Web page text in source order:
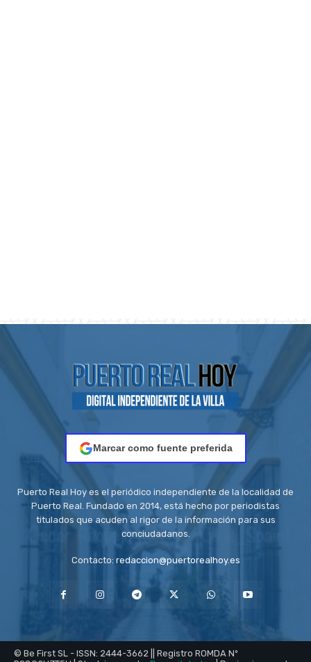
Marcar como fuente preferida
Puerto Real Hoy es el periódico independiente de la localidad de
Puerto Real. Fundado en 2014, está hecho por periodistas
titulados que acuden al rigor de la información para sus
conciudadanos.
Contacto: redaccion@puertorealhoy.es
© Be First SL - ISSN: 2444-3662 || Registro ROMDA Nº